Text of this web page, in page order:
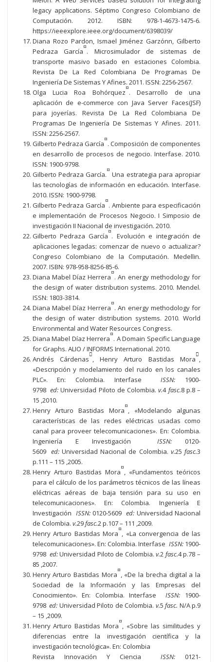
legacy applications. Séptimo Congreso Colombiano de
Computación. 2012. ISBN: 978-1-4673-1475-6.
https://ieeexplore.ieee.org/document/6398039/
Diana Rozo Pardon, Ismael Jiménez Garzónn, Gilberto
Pedraza García
¤
. Microsimulador de sistemas de
transporte masivo basado en estaciones Colombia.
Revista De La Red Colombiana De Programas De
Ingeniería De Sistemas Y Afines. 2011. ISSN: 2256-2567.
Olga Lucia Roa Bohórquez
¤
. Desarrollo de una
aplicación de e-commerce con Java Server Faces(JSF)
para joyerías. Revista De La Red Colombiana De
Programas De Ingeniería De Sistemas Y Afines. 2011.
ISSN: 2256-2567.
Gilberto Pedraza García
¤
. Composición de componentes
en desarrollo de procesos de negocio. Interfase. 2010.
ISSN: 1900-9798.
Gilberto Pedraza García.
¤
Una estrategia para apropiar
las tecnologías de información en educación. Interfase.
2010. ISSN: 1900-9798.
Gilberto Pedraza García
¤
. Ambiente para especificación
e implementación de Procesos Negocio. I Simposio de
investigación II Nacional de investigación. 2010.
Gilberto Pedraza García
¤
. Evolución e integración de
aplicaciones legadas: comenzar de nuevo o actualizar?
Congreso Colombiano de la Computación. Medellin.
2007. ISBN: 978-958-8256-85-6.
Diana Mabel Díaz Herrera
¤
. An energy methodology for
the design of water distribution systems. 2010. Mendel.
ISSN: 1803-3814.
Diana Mabel Díaz Herrera
¤
. An energy methodology for
the design of water distribution systems. 2010. World
Environmental and Water Resources Congress.
Diana Mabel Díaz Herrera
¤
. A Domain Specific Language
for Graphs. ALIO / INFORMS International. 2010.
Andrés Cárdenas

, Henry Arturo Bastidas Mora

,
«Descripción y modelamiento del ruido en los canales
PLC». En: Colombia. InterfaseISSN: 1900-
9798ed: Universidad Piloto de Colombia.v.4 fasc.8 p.8 –
15 ,2010.
Henry Arturo Bastidas Mora
¤
, «Modelando algunas
características de las redes eléctricas usadas como
canal para proveer telecomunicaciones». En: Colombia.
Ingeniería E Investigación ISSN:0120-
5609 ed:Universidad Nacional de Colombia. v.25fasc.3
p.111 – 115 ,2005.
Henry Arturo Bastidas Mora
¤
, «Fundamentos teóricos
para el cálculo de los parámetros técnicos de las líneas
eléctricas aéreas de baja tensión para su uso en
telecomunicaciones». En: Colombia. Ingeniería E
Investigación ISSN:0120-5609ed: Universidad Nacional
de Colombia. v.29fasc.2 p.107 – 111 ,2009.
Henry Arturo Bastidas Mora
¤
, «La convergencia de las
telecomunicaciones». En: Colombia. Interfase ISSN:1900-
9798 ed:Universidad Piloto de Colombia.v.2 fasc.4 p.78 –
85 ,2007.
Henry Arturo Bastidas Mora
¤
, «De la brecha digital a la
Sociedad de la Información y las Empresas del
Conocimiento». En: Colombia. InterfaseISSN: 1900-
9798ed: Universidad Piloto de Colombia. v.5fasc. N/A p.9
– 15 ,2009.
Henry Arturo Bastidas Mora
¤
, «Sobre las similitudes y
diferencias entre la investigación científica y la
investigación tecnológica». En: Colombia
Revista Innovación Y Ciencia ISSN:0121-